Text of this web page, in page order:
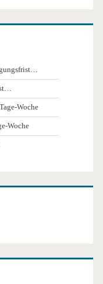
Woche
Woche